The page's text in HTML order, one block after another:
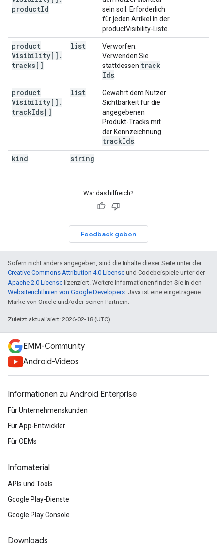
productId
sein soll. Erforderlich
für jeden Artikel in der
productVisibility-Liste.
product
Visibility[] .
tracks[]
list
Verworfen.
Verwenden Sie
stattdessen track
Ids
product
Visibility[] .
trackIds[]
list
Gewährt dem Nutzer
Sichtbarkeit für die
angegebenen
Produkt-Tracks mit
der Kennzeichnung
trackIds
kind string
War das hilfreich?
Feedback geben
Sofern nicht anders angegeben, sind die Inhalte dieser Seite unter der
Creative Commons Attribution 4.0 License und Codebeispiele unter der
Apache 2.0 License lizenziert. Weitere Informationen finden Sie in den
Websiterichtlinien von Google Developers. Java ist eine eingetragene
Marke von Oracle und/oder seinen Partnern.
Zuletzt aktualisiert: 2026-02-18 (UTC).
EMM-Community
Android-Videos
Informationen zu Android Enterprise
Für Unternehmenskunden
Für App-Entwickler
Für OEMs
Infomaterial
APIs und Tools
Google Play-Dienste
Google Play Console
Downloads